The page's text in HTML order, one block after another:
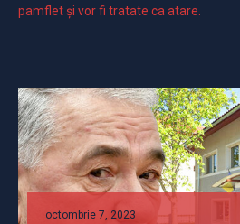
pamflet și vor fi tratate ca atare.
octombrie 7, 2023